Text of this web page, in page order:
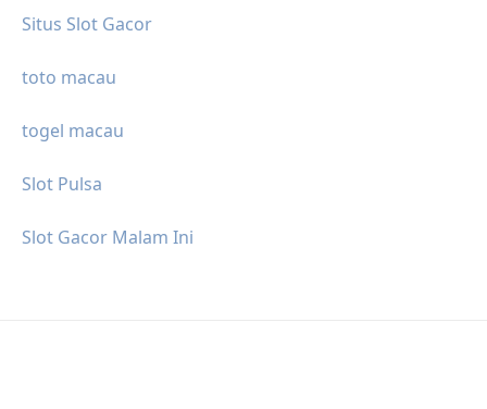
Situs Slot Gacor
toto macau
togel macau
Slot Pulsa
Slot Gacor Malam Ini